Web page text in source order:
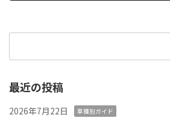
最近の投稿
2026年7月22日 車種別ガイド